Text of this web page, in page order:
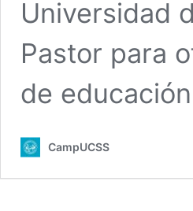
Universidad
Pastor para
de
CampUCSS